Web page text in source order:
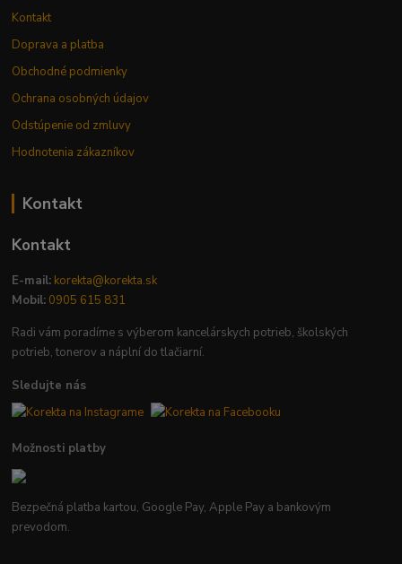
Kontakt
Doprava a platba
Obchodné podmienky
Ochrana osobných údajov
Odstúpenie od zmluvy
Hodnotenia zákazníkov
Kontakt
Kontakt
E-mail: korekta@korekta.sk
Mobil: 0905 615 831
Radi vám poradíme s výberom kancelárskych potrieb, školských
potrieb, tonerov a náplní do tlačiarní.
Sledujte nás
Možnosti platby
Bezpečná platba kartou, Google Pay, Apple Pay a bankovým
prevodom.